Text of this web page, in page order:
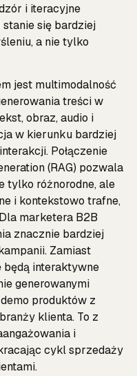
i iteracyjne
stanie się bardziej
a nie tylko
jest multimodalność
treści w
obraz, audio i
w kierunku bardziej
Połączenie
(RAG) pozwala
tylko różnorodne, ale
i kontekstowo trafne,
marketera B2B
znacznie bardziej
Zamiast
interaktywne
generowanymi
produktów z
klienta. To z
i
cykl sprzedaży